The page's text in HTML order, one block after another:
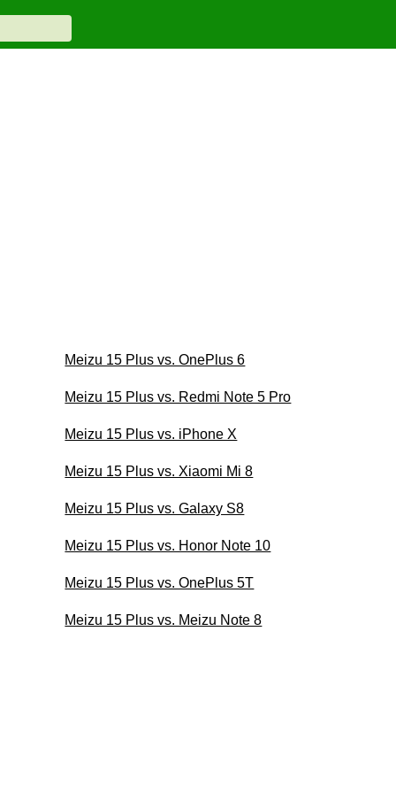
Meizu 15 Plus vs. OnePlus 6
Meizu 15 Plus vs. Redmi Note 5 Pro
Meizu 15 Plus vs. iPhone X
Meizu 15 Plus vs. Xiaomi Mi 8
Meizu 15 Plus vs. Galaxy S8
Meizu 15 Plus vs. Honor Note 10
Meizu 15 Plus vs. OnePlus 5T
Meizu 15 Plus vs. Meizu Note 8